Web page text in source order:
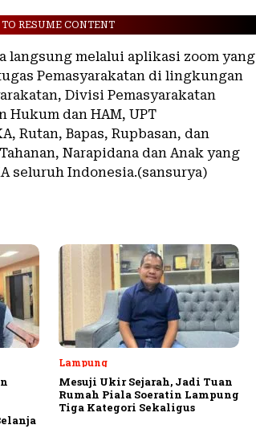
RESUME CONTENT
langsung melalui aplikasi zoom yang
Pemasyarakatan di lingkungan
Divisi Pemasyarakatan
Hukum dan HAM, UPT
Rutan, Bapas, Rupbasan, dan
Narapidana dan Anak yang
seluruh Indonesia.(sansurya)
Lampung
Mesuji Ukir Sejarah, Jadi Tuan
Rumah Piala Soeratin Lampung
Tiga Kategori Sekaligus